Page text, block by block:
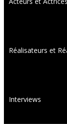
Réalisateurs et
Interviews